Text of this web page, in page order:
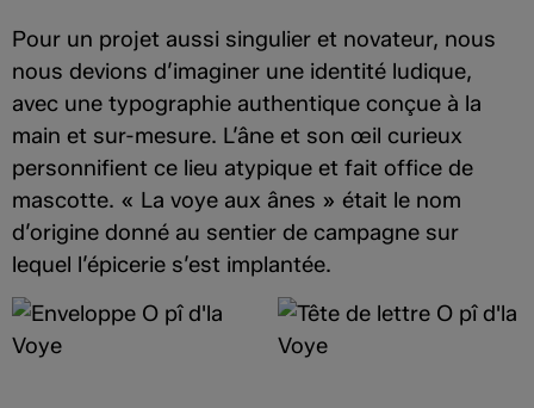
Pour un projet aussi singulier et novateur, nous
nous devions d’imaginer une identité ludique,
avec une typographie authentique conçue à la
main et sur-mesure. L’âne et son œil curieux
personnifient ce lieu atypique et fait office de
mascotte. « La voye aux ânes » était le nom
d’origine donné au sentier de campagne sur
lequel l’épicerie s’est implantée.